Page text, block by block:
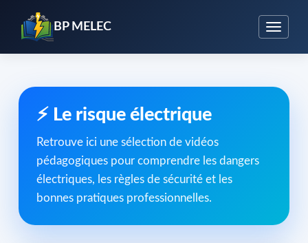
BP MELEC
⚡ Le risque électrique
Retrouve ici une sélection de vidéos
pédagogiques pour comprendre les dangers
électriques, les règles de sécurité et les
bonnes pratiques professionnelles.